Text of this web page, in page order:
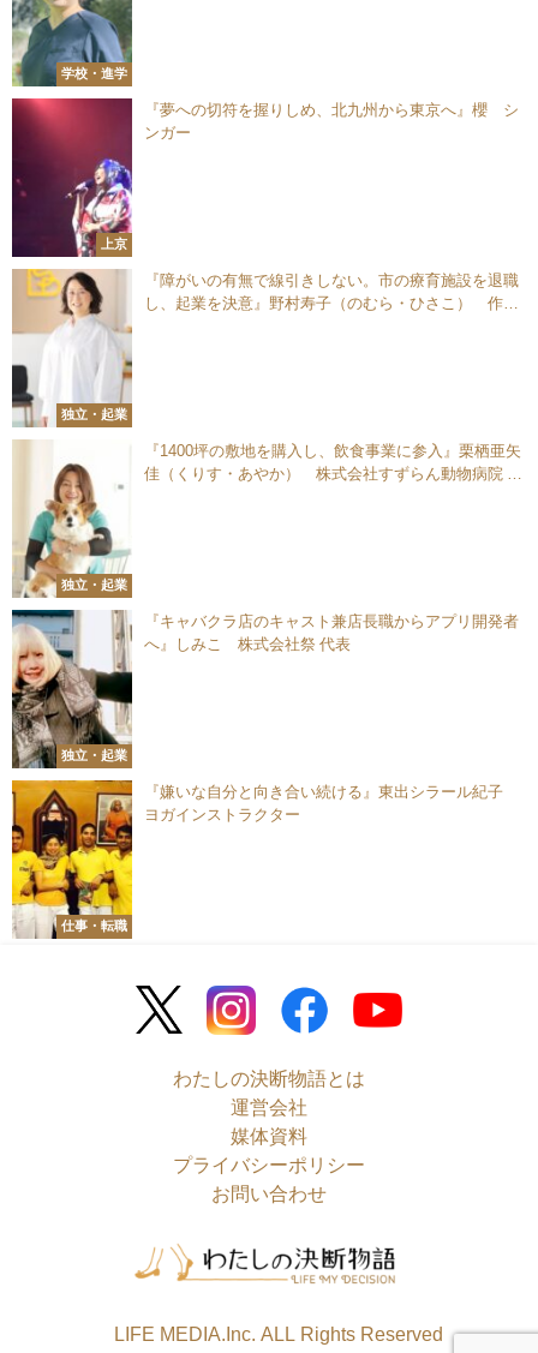
学校・進学
上京
『夢への切符を握りしめ、北九州から東京へ』櫻 シ
ンガー
独立・起業
『障がいの有無で線引きしない。市の療育施設を退職
し、起業を決意』野村寿子（のむら・ひさこ） 作業
独立・起業
『1400坪の敷地を購入し、飲食事業に参入』栗栖亜矢
佳（くりす・あやか） 株式会社すずらん動物病院 院
独立・起業
『キャバクラ店のキャスト兼店長職からアプリ開発者
へ』しみこ 株式会社祭 代表
仕事・転職
『嫌いな自分と向き合い続ける』東出シラール紀子
ヨガインストラクター
わたしの決断物語とは
運営会社
媒体資料
プライバシーポリシー
お問い合わせ
©LIFE MEDIA.Inc. ALL Rights Reserved